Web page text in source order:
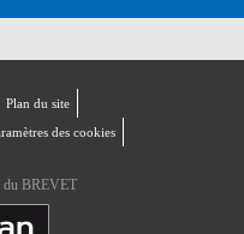
Plan du site
des cookies
du BREVET